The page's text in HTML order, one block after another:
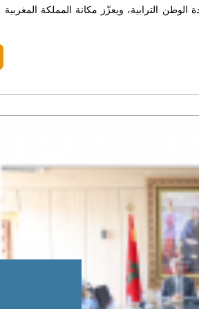
الترابية، ويعزّز مكانة المملكة المغربية